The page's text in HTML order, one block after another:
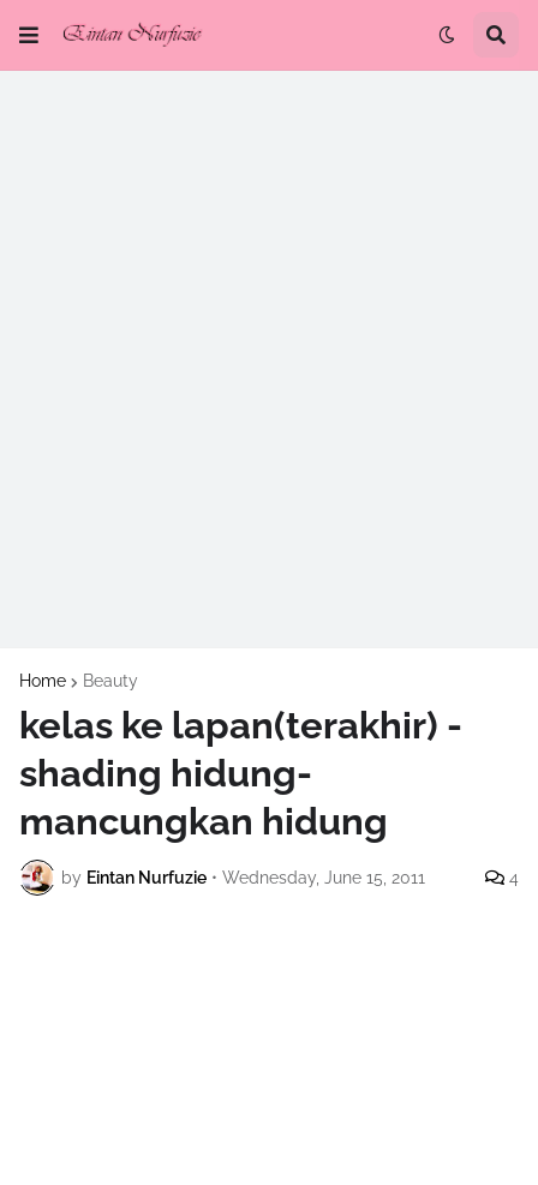
Home Beauty
kelas ke lapan(terakhir) -
shading hidung-
mancungkan hidung
by Eintan Nurfuzie • Wednesday, June 15, 2011 4